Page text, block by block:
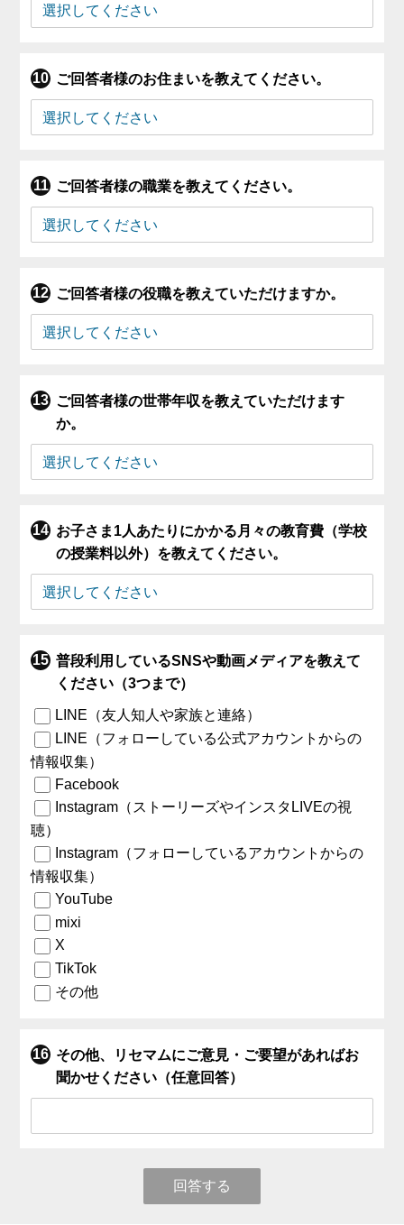
ご回答者様のお住まいを教えてください。
ご回答者様の職業を教えてください。
ご回答者様の役職を教えていただけますか。
ご回答者様の世帯年収を教えていただけます
か。
お子さま1人あたりにかかる月々の教育費（学校
の授業料以外）を教えてください。
普段利用しているSNSや動画メディアを教えて
ください（3つまで）
LINE（友人知人や家族と連絡）
LINE（フォローしている公式アカウントからの
情報収集）
Facebook
Instagram（ストーリーズやインスタLIVEの視
聴）
Instagram（フォローしているアカウントからの
情報収集）
YouTube
mixi
X
TikTok
その他
その他、リセマムにご意見・ご要望があればお
聞かせください（任意回答）
回答する